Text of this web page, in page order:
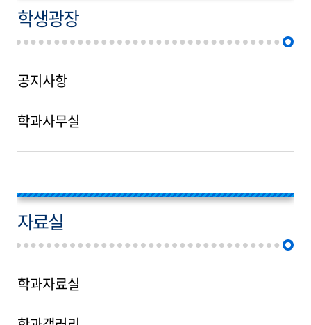
학생광장
공지사항
학과사무실
자료실
학과자료실